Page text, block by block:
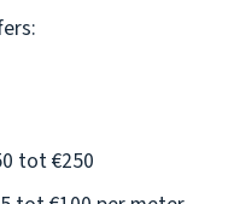
tot €250